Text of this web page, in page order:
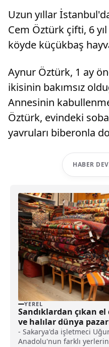
Uzun yıllar
Cem Öztürk çifti, 6
köyde küçükbaş
Aynur Öztürk, 1 ay
ikisinin bakımsız
Annesinin
Öztürk, evindeki
yavruları biberonla
HABER
YEREL
Sandıklardan çıkan
ve halılar dünya
haberi
- Sakarya'da işletmeci
Anadolu'nun farklı